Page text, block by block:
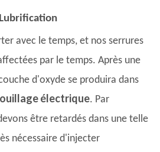
Lubrification
avec le temps, et nos serrures
par le temps. Après une
d'oxyde se produira dans
électrique. Par
être retardés dans une telle
nécessaire d'injecter